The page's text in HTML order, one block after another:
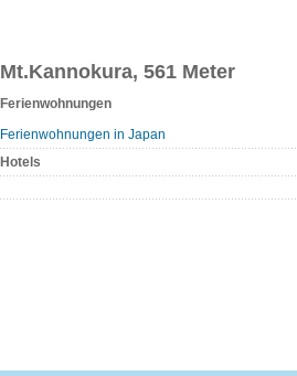
Mt.Kannokura, 561 Meter
Ferienwohnungen
Ferienwohnungen in Japan
Hotels